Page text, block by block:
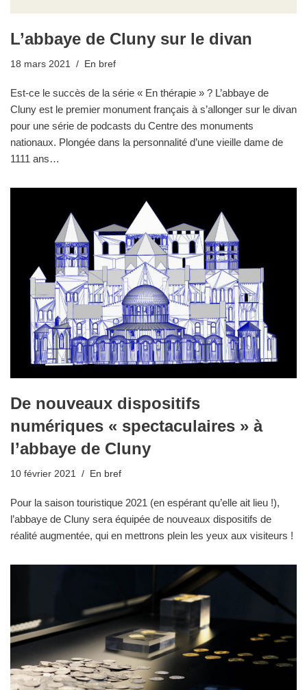
L’abbaye de Cluny sur le divan
18 mars 2021 En bref
Est-ce le succès de la série « En thérapie » ? L’abbaye de
Cluny est le premier monument français à s’allonger sur le divan
pour une série de podcasts du Centre des monuments
nationaux. Plongée dans la personnalité d’une vieille dame de
1111 ans…
De nouveaux dispositifs
numériques « spectaculaires » à
l’abbaye de Cluny
10 février 2021 En bref
Pour la saison touristique 2021 (en espérant qu’elle ait lieu !),
l’abbaye de Cluny sera équipée de nouveaux dispositifs de
réalité augmentée, qui en mettrons plein les yeux aux visiteurs !